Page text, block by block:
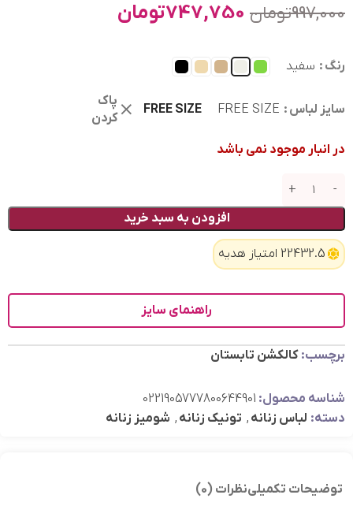
997,000تومان 747,750تومان
رنگ سفید
سایز لباس FREE SIZE
FREE SIZE
پاک
کردن
در انبار موجود نمی باشد
افزودن به سبد خرید
22432.5 امتیاز هدیه
راهنمای سایز
برچسب: کالکشن تابستان
شناسه محصول: 0221905777800644901
دسته: لباس زنانه , تونیک زنانه , شومیز زنانه
توضیحات تکمیلینظرات (0)